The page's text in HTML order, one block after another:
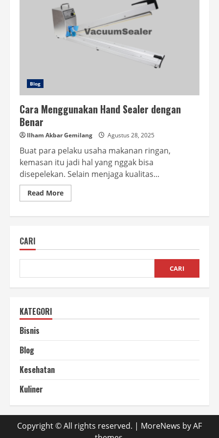
Blog
Cara Menggunakan Hand Sealer dengan
Benar
Ilham Akbar Gemilang Agustus 28, 2025
Buat para pelaku usaha makanan ringan,
kemasan itu jadi hal yang nggak bisa
disepelekan. Selain menjaga kualitas...
Read MoreRead
more
Benar
CARI
CARI
KATEGORI
Bisnis
Blog
Kesehatan
Kuliner
Copyright © All rights reserved. | MoreNews by AF